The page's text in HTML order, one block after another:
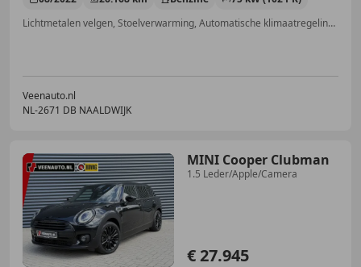
Lichtmetalen velgen, Stoelverwarming, Automatische klimaatregeling, Keyless Entry, LED verlichting, Getinte ramen, Navigatiesysteem, Apple CarPlay
Veenauto.nl
NL-2671 DB NAALDWIJK
MINI Cooper Clubman
1.5 Leder/Apple/Camera
€ 27.945